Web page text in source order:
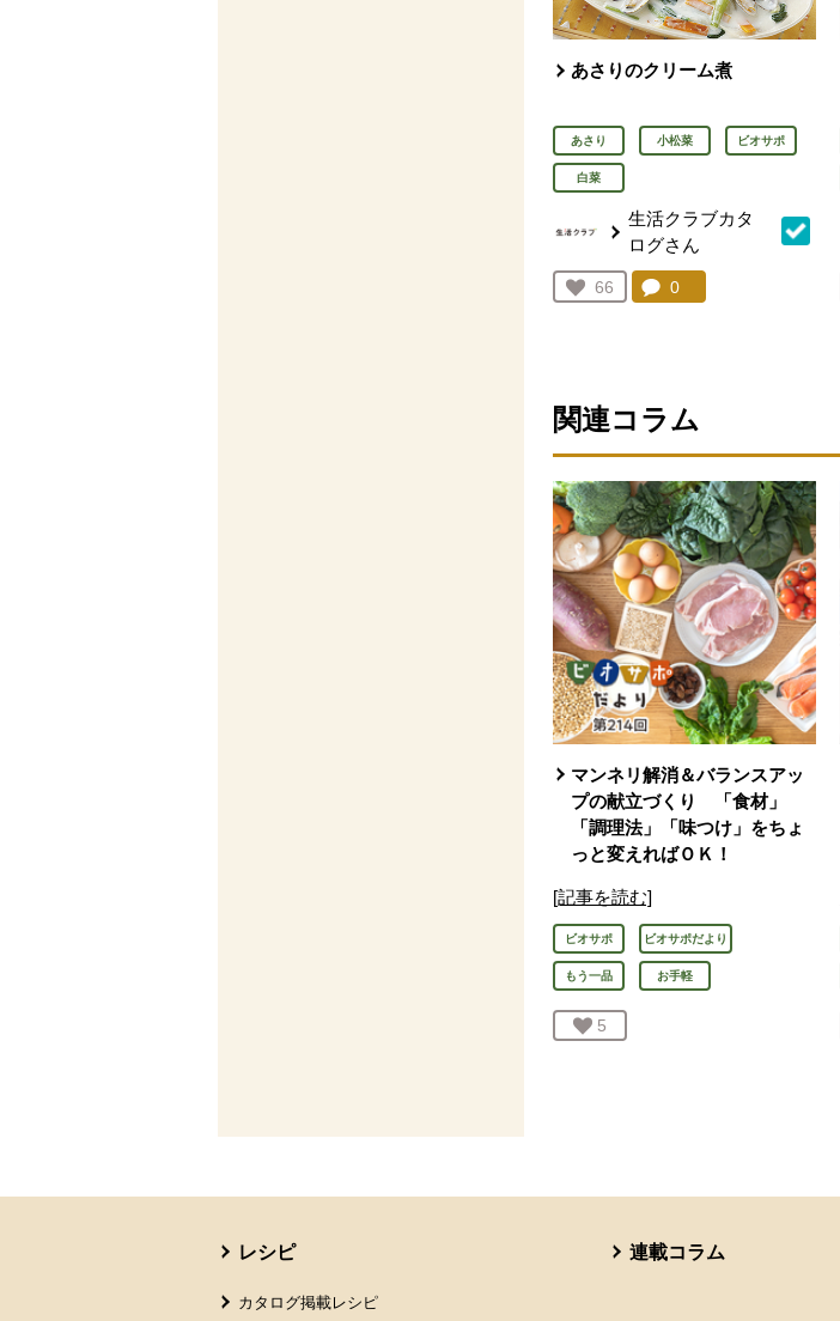
あさりのクリーム煮
あさり 小松菜 ビオサポ
白菜
生活クラブカタ
ログさん
お気に入り登録：
66
人が登録
コメント：
0
関連コラム
マンネリ解消＆バランスアッ
プの献立づくり 「食材」
「調理法」「味つけ」をちょ
っと変えればＯＫ！
[記事を読む]
ビオサポ ビオサポだより
もう一品 お手軽
お気に入り登録：
5
レシピ
カタログ掲載レシピ
連載コラム